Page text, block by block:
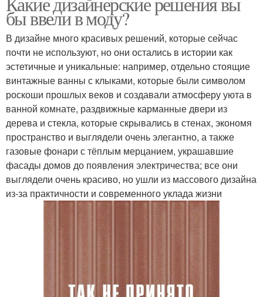
бы ввели в моду?
В дизайне много красивых решений, которые сейчас
почти не используют, но они остались в истории как
эстетичные и уникальные: например, отдельно стоящие
винтажные ванны с клыками, которые были символом
роскоши прошлых веков и создавали атмосферу уюта в
ванной комнате, раздвижные карманные двери из
дерева и стекла, которые скрывались в стенах, экономя
пространство и выглядели очень элегантно, а также
газовые фонари с тёплым мерцанием, украшавшие
фасады домов до появления электричества; все они
выглядели очень красиво, но ушли из массового дизайна
из-за практичности и современного уклада жизни